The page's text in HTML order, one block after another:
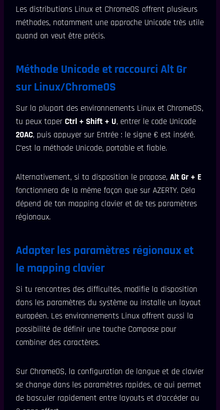
Les distributions Linux et ChromeOS offrent plusieurs
méthodes, notamment une approche Unicode très utile
quand on veut être précis.
Méthode Unicode et raccourci Alt Gr
sur Linux/ChromeOS
Sur la plupart des environnements Linux et ChromeOS,
tu peux taper Ctrl + Shift + U, entrer le code Unicode
20AC, puis appuyer sur Entrée : le signe € est inséré.
C’est la méthode Unicode, portable et fiable.
Alternativement, si ta disposition le propose, Alt Gr + E
fonctionnera de la même façon que sur AZERTY. Cela
dépend de ton mapping clavier et de tes paramètres
régionaux.
Adapter les paramètres régionaux et
le mapping clavier
Si tu rencontres des difficultés, modifie la disposition
dans les paramètres du système ou installe un layout
européen. Les environnements Linux offrent aussi la
possibilité de définir une touche Compose pour
combiner des caractères.
Sur ChromeOS, la configuration de langue et de clavier
se change dans les paramètres rapides, ce qui permet
de basculer rapidement entre layouts et d’accéder au